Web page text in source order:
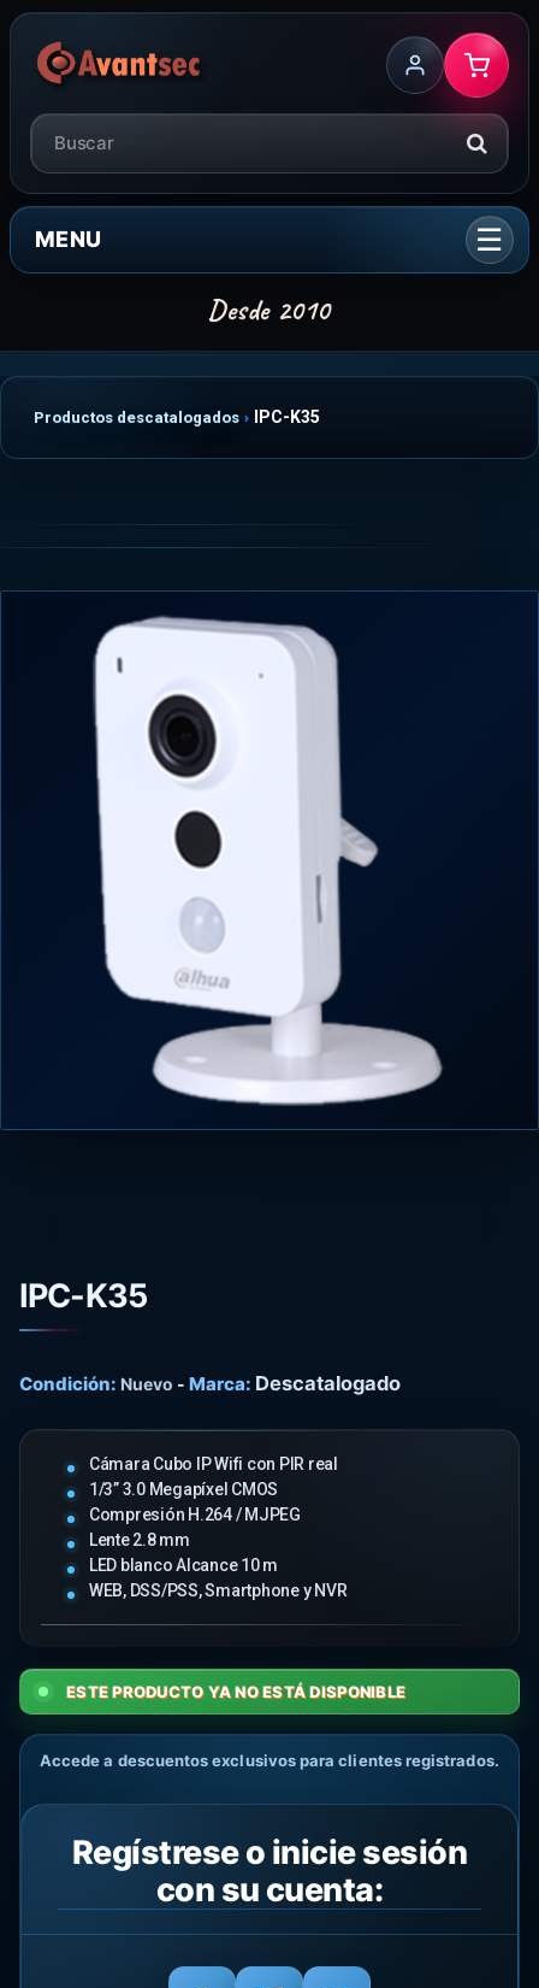
MENU
Productos descatalogados IPC-K35
IPC-K35
Condición: Nuevo - Marca: Descatalogado
Cámara Cubo IP Wifi con PIR real
1/3” 3.0 Megapíxel CMOS
Compresión H.264 / MJPEG
Lente 2.8 mm
LED blanco Alcance 10 m
WEB, DSS/PSS, Smartphone y NVR
ESTE PRODUCTO YA NO ESTÁ DISPONIBLE
Accede a descuentos exclusivos para clientes registrados.
Regístrese o inicie sesión
con su cuenta: